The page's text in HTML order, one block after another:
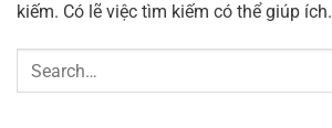
kiếm. Có lẽ việc tìm kiếm có thể giúp ích.